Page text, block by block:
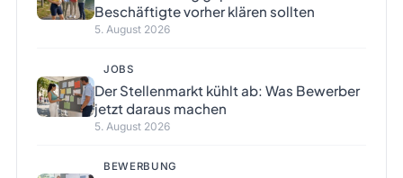
Beschäftigte vorher klären sollten
5. August 2026
JOBS
Der Stellenmarkt kühlt ab: Was Bewerber
jetzt daraus machen
5. August 2026
BEWERBUNG